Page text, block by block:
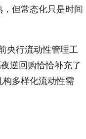
但常态化只是时间
央行流动性管理工
逆回购恰恰补充了
多样化流动性需